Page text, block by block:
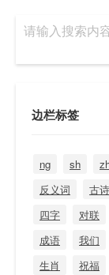
请输入搜索内
边栏标签
ng sh
反义词
古诗
四字
对联
成语
我们
生肖
祝福